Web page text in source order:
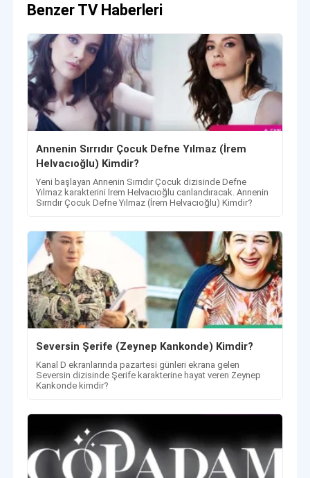
Benzer TV Haberleri
Annenin Sırrıdır Çocuk Defne Yılmaz (İrem
Helvacıoğlu) Kimdir?
Yeni başlayan Annenin Sırrıdır Çocuk dizisinde Defne
Yılmaz karakterini İrem Helvacıoğlu canlandıracak. Annenin
Sırrıdır Çocuk Defne Yılmaz (İrem Helvacıoğlu) Kimdir?
Seversin Şerife (Zeynep Kankonde) Kimdir?
Kanal D ekranlarında pazartesi günleri ekrana gelen
Seversin dizisinde Şerife karakterine hayat veren Zeynep
Kankonde kimdir?